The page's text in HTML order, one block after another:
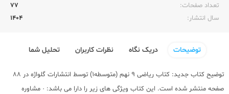
تعداد صفحات:‌
77
سال انتشار:‌
1404
توضیحات دریک نگاه نظرات کاربران تحلیل شما
توضیح کتاب جدید: کتاب ریاضی 9 نهم (متوسطه1) توسط انتشارات گلواژه در 88
صفحه منتشر شده است. این کتاب ویژگی های زیر را دارا می باشد: · مشاوره